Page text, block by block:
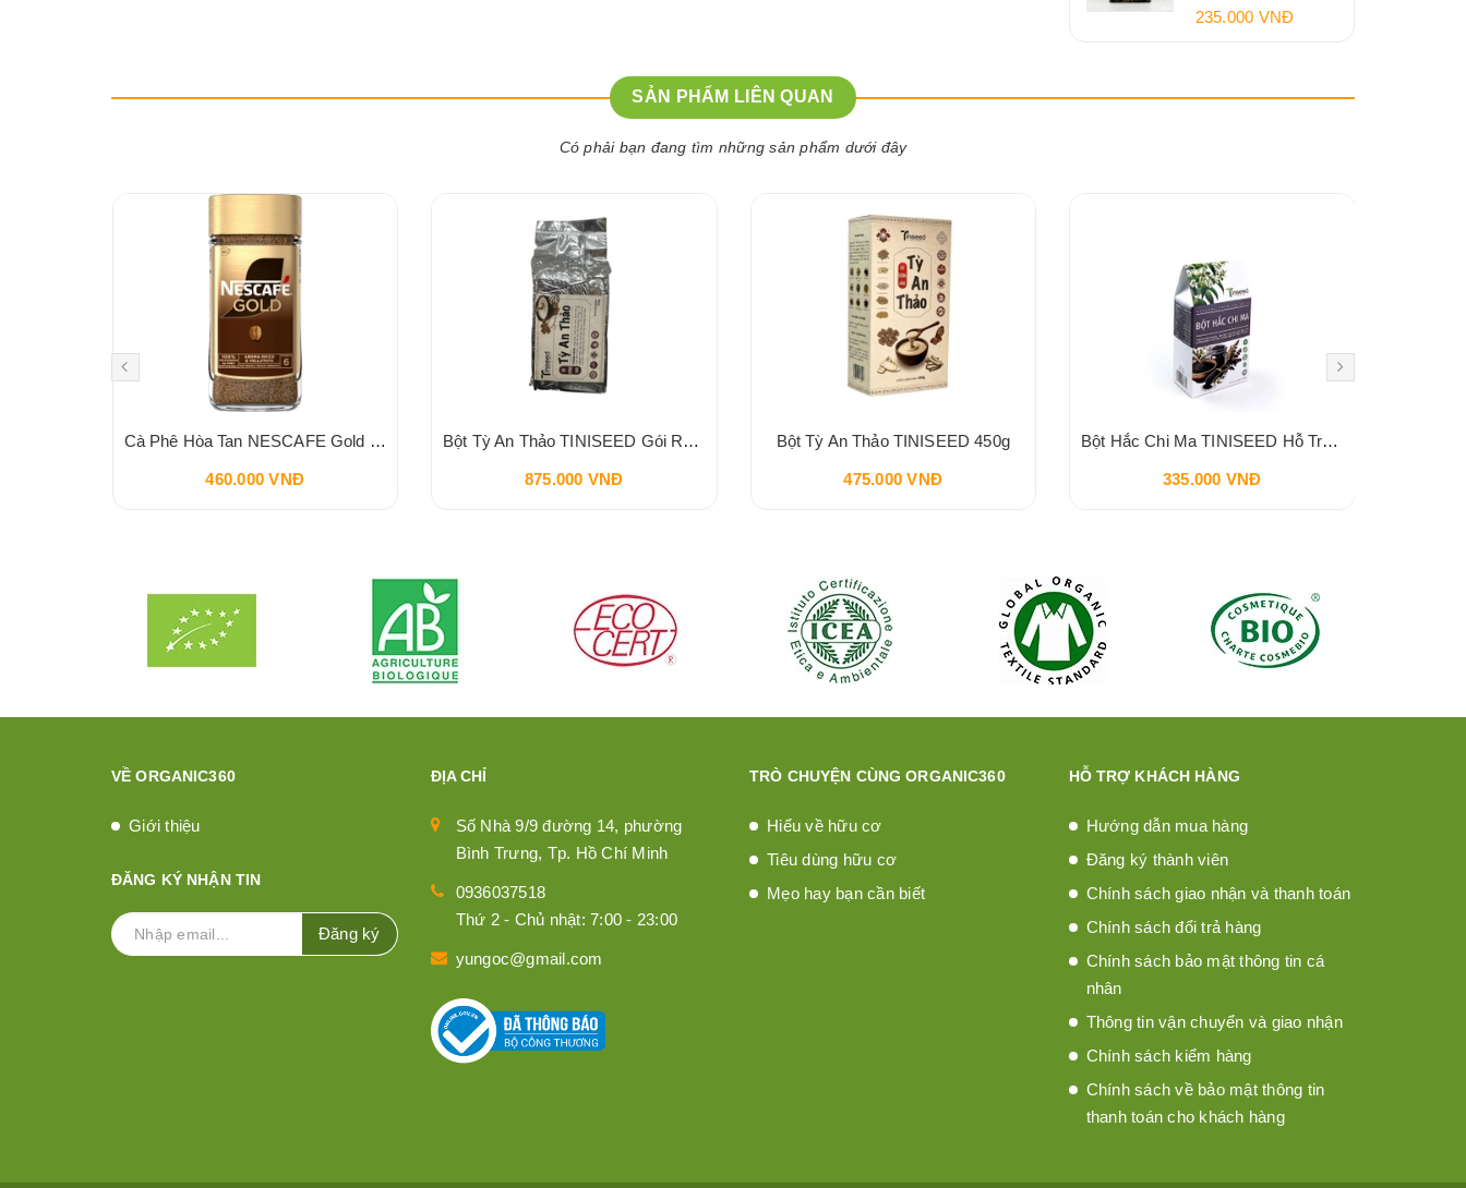
235.000 VNĐ
SẢN PHẨM LIÊN QUAN
Có phải bạn đang tìm những sản phẩm dưới đây
Cà Phê Hòa Tan NESCAFE Gold Cafe UK 200g Intesity 6
460.000 VNĐ
Bột Tỳ An Thảo TINISEED Gói Refill 900g
875.000 VNĐ
Bột Tỳ An Thảo TINISEED 450g
475.000 VNĐ
Bột Hắc Chi Ma TINISEED Hỗ Trợ Đen Tóc Bổ Sung Khí Huyết Bổ Thận 450g
335.000 VNĐ
VỀ ORGANIC360
Giới thiệu
ĐĂNG KÝ NHẬN TIN
Đăng ký
ĐỊA CHỈ
Số Nhà 9/9 đường 14, phường
Bình Trưng, Tp. Hồ Chí Minh
0936037518
Thứ 2 - Chủ nhật: 7:00 - 23:00
yungoc@gmail.com
TRÒ CHUYỆN CÙNG ORGANIC360
Hiểu về hữu cơ
Tiêu dùng hữu cơ
Mẹo hay bạn cần biết
HỖ TRỢ KHÁCH HÀNG
Hướng dẫn mua hàng
Đăng ký thành viên
Chính sách giao nhận và thanh toán
Chính sách đổi trả hàng
Chính sách bảo mật thông tin cá
nhân
Thông tin vận chuyển và giao nhận
Chính sách kiểm hàng
Chính sách về bảo mật thông tin
thanh toán cho khách hàng